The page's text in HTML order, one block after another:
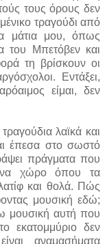
τους όρους δεν
τραγούδι από
μάτια μου, όπως
του Μπετόβεν και
τη βρίσκουν οι
Εντάξει,
είμαι, δεν
λαϊκά και
έπεσα στο σωστό
πράγματα που
χώρο όπου τα
και θολά. Πώς
μουσική εδώ;
μουσική αυτή που
εκατομμύριο δεν
αναμασήματα